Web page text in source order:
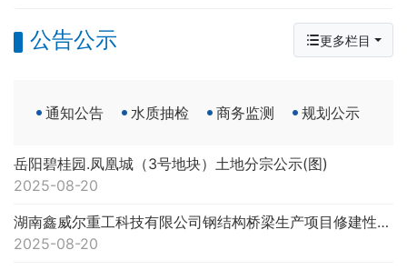
公告公示 更多栏目
通知公告 水质抽检 商务监测 规划公示
岳阳碧桂园.凤凰城（3号地块）土地分宗公示(图)
2025-08-20
湖南鑫威尔重工科技有限公司钢结构桥梁生产项目修建性详细规划调整及建筑设计方案批前公示(图)
2025-08-20